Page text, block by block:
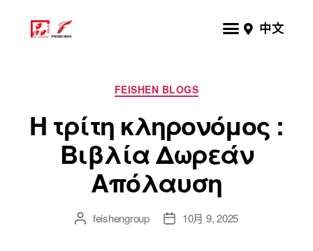
中文
FEISHEN BLOGS
Η τρίτη κληρονόμος :
Βιβλία Δωρεάν
Απόλαυση
feishengroup 10月 9, 2025